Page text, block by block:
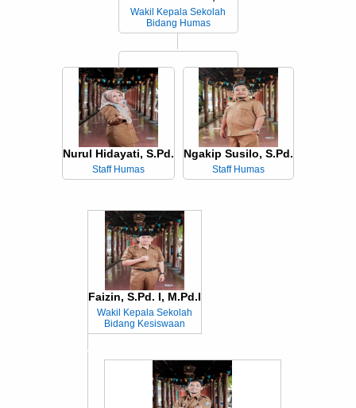
Wakil Kepala Sekolah
Bidang Humas
Nurul Hidayati, S.Pd.
Staff Humas
Ngakip Susilo, S.Pd.
Staff Humas
Faizin, S.Pd. I, M.Pd.I
Wakil Kepala Sekolah
Bidang Kesiswaan